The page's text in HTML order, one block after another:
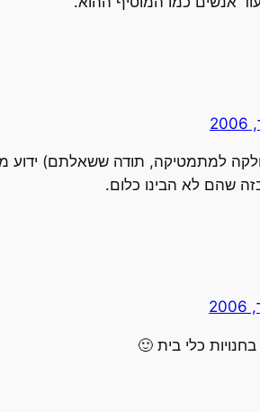
למתמטיקה, תודה ששאלתם) ידוע
שהם לא הבינו כלום.
בחנויות כלי בית 🙂